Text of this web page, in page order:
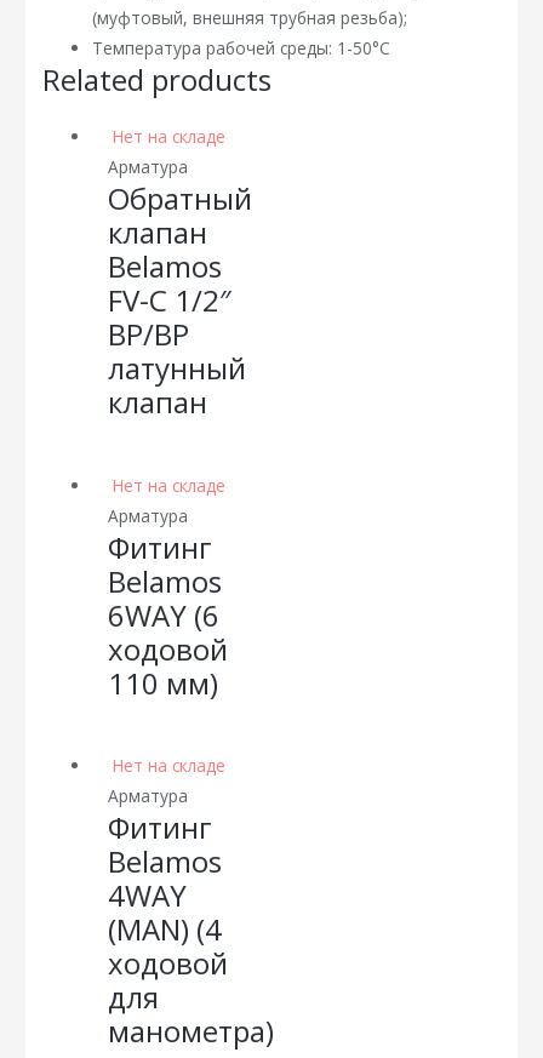
(муфтовый, внешняя трубная резьба);
Температура рабочей среды: 1-50°С
Related products
Нет на складе
Арматура
Обратный
клапан
Belamos
FV-С 1/2″
ВР/ВР
латунный
клапан
Нет на складе
Арматура
Фитинг
Belamos
6WAY (6
ходовой
110 мм)
Нет на складе
Арматура
Фитинг
Belamos
4WAY
(MAN) (4
ходовой
для
манометра)